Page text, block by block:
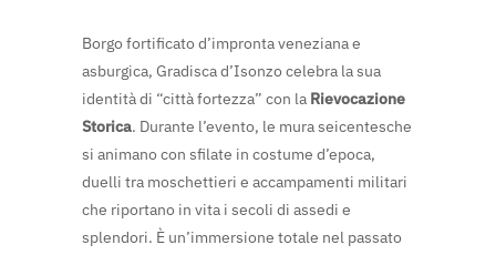
Borgo fortificato d’impronta veneziana e
asburgica, Gradisca d’Isonzo celebra la sua
identità di “città fortezza” con la Rievocazione
Storica. Durante l’evento, le mura seicentesche
si animano con sfilate in costume d’epoca,
duelli tra moschettieri e accampamenti militari
che riportano in vita i secoli di assedi e
splendori. È un’immersione totale nel passato